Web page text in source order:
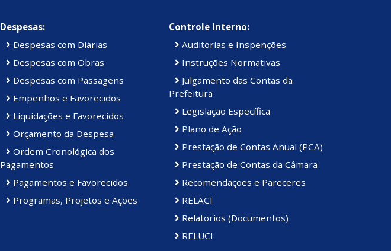
Despesas:
Despesas com Diárias
Despesas com Obras
Despesas com Passagens
Empenhos e Favorecidos
Liquidações e Favorecidos
Orçamento da Despesa
Ordem Cronológica dos
Pagamentos
Pagamentos e Favorecidos
Programas, Projetos e Ações
Controle Interno:
Auditorias e Inspenções
Instruções Normativas
Julgamento das Contas da
Prefeitura
Legislação Específica
Plano de Ação
Prestação de Contas Anual (PCA)
Prestação de Contas da Câmara
Recomendações e Pareceres
RELACI
Relatorios (Documentos)
RELUCI